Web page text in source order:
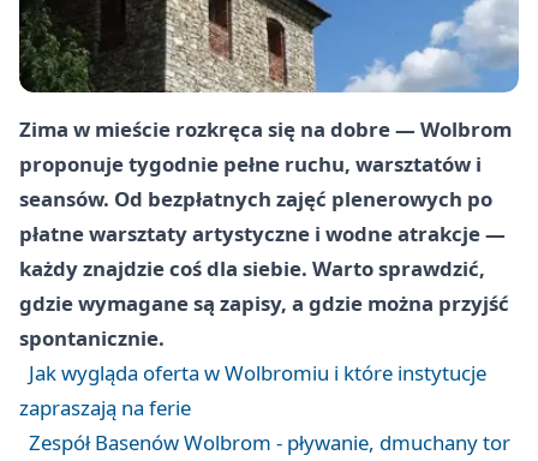
Zima w mieście rozkręca się na dobre — Wolbrom
proponuje tygodnie pełne ruchu, warsztatów i
seansów. Od bezpłatnych zajęć plenerowych po
płatne warsztaty artystyczne i wodne atrakcje —
każdy znajdzie coś dla siebie. Warto sprawdzić,
gdzie wymagane są zapisy, a gdzie można przyjść
spontanicznie.
Jak wygląda oferta w Wolbromiu i które instytucje
zapraszają na ferie
Zespół Basenów Wolbrom - pływanie, dmuchany tor